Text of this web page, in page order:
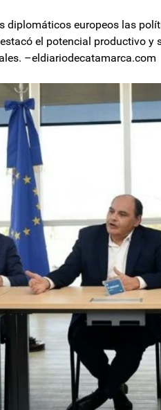
diplomáticos europeos las
el potencial productivo y
–eldiariodecatamarca.com